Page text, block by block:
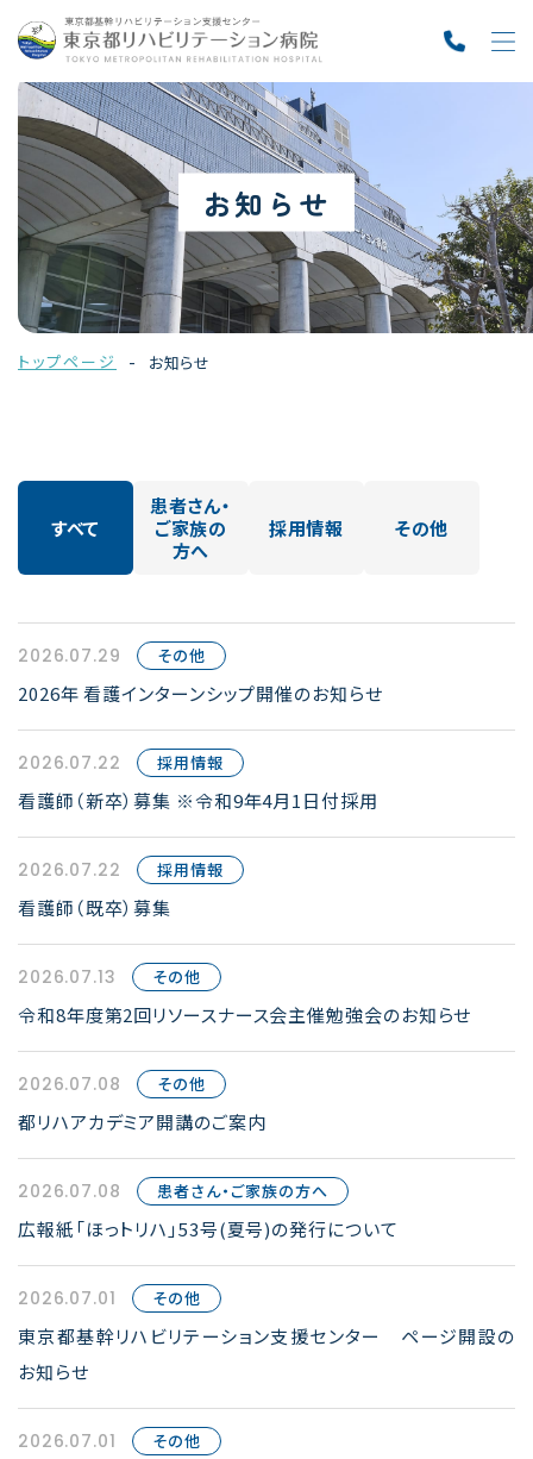
お知らせ
トップページ お知らせ
すべて
患者さん・
ご家族の
方へ
採用情報 その他
2026.07.29 その他
2026年 看護インターンシップ開催のお知らせ
2026.07.22 採用情報
看護師（新卒）募集 ※令和9年4月1日付採用
2026.07.22 採用情報
看護師（既卒）募集
2026.07.13 その他
令和8年度第2回リソースナース会主催勉強会のお知らせ
2026.07.08 その他
都リハアカデミア開講のご案内
2026.07.08 患者さん・ご家族の方へ
広報紙「ほっトリハ」53号(夏号)の発行について
2026.07.01 その他
東京都基幹リハビリテーション支援センター ページ開設の
お知らせ
2026.07.01 その他